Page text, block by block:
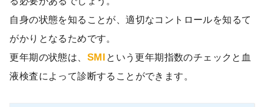
自身の状態を知ることが、適切なコントロールを知るて
がかりとなるためです。
更年期の状態は、 SMI という更年期指数のチェックと血
液検査によって診断することができます。